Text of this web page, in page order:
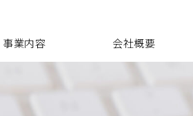
事業内容 会社概要